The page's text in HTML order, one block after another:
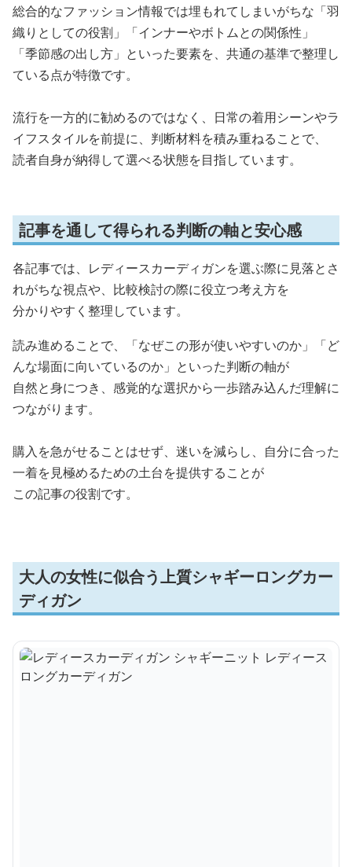
総合的なファッション情報では埋もれてしまいがちな「羽
織りとしての役割」「インナーやボトムとの関係性」
「季節感の出し方」といった要素を、共通の基準で整理し
ている点が特徴です。
流行を一方的に勧めるのではなく、日常の着用シーンやラ
イフスタイルを前提に、判断材料を積み重ねることで、
読者自身が納得して選べる状態を目指しています。
記事を通して得られる判断の軸と安心感
各記事では、レディースカーディガンを選ぶ際に見落とさ
れがちな視点や、比較検討の際に役立つ考え方を
分かりやすく整理しています。
読み進めることで、「なぜこの形が使いやすいのか」「ど
んな場面に向いているのか」といった判断の軸が
自然と身につき、感覚的な選択から一歩踏み込んだ理解に
つながります。
購入を急がせることはせず、迷いを減らし、自分に合った
一着を見極めるための土台を提供することが
この記事の役割です。
大人の女性に似合う上質シャギーロングカー
ディガン